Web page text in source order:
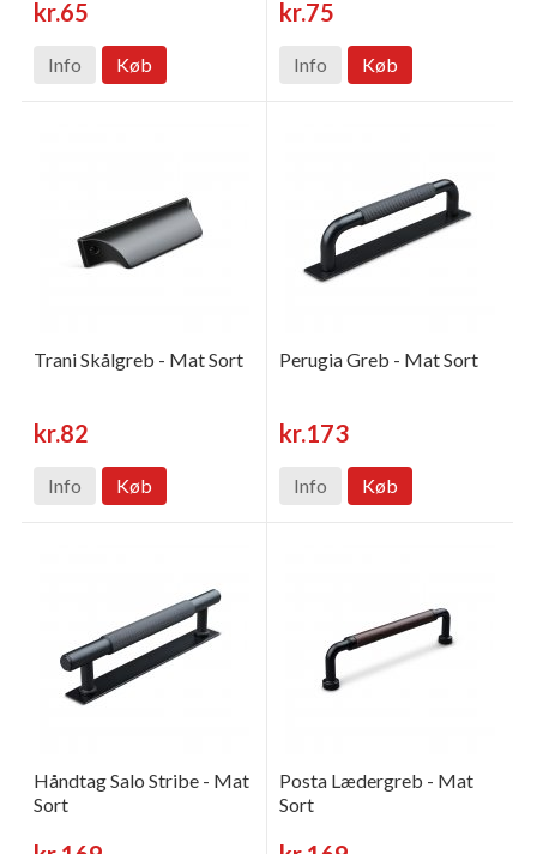
kr.65
Info Køb
kr.75
Info Køb
Trani Skålgreb - Mat Sort
kr.82
Info Køb
Perugia Greb - Mat Sort
kr.173
Info Køb
Håndtag Salo Stribe - Mat
Sort
Posta Lædergreb - Mat
Sort